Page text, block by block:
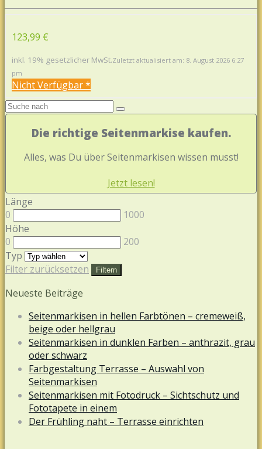
123,99 €
inkl. 19% gesetzlicher MwSt.Zuletzt aktualisiert am: 8. August 2026 6:27
pm
Nicht Verfügbar *
Die richtige Seitenmarkise kaufen.
Alles, was Du über Seitenmarkisen wissen musst!
Jetzt lesen!
Länge
0
1000
Höhe
0
200
Typ
Filter zurücksetzen
Filtern
Neueste Beiträge
Seitenmarkisen in hellen Farbtönen – cremeweiß,
beige oder hellgrau
Seitenmarkisen in dunklen Farben – anthrazit, grau
oder schwarz
Farbgestaltung Terrasse – Auswahl von
Seitenmarkisen
Seitenmarkisen mit Fotodruck – Sichtschutz und
Fototapete in einem
Der Frühling naht – Terrasse einrichten